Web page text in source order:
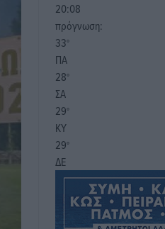
20:08
πρόγνωση:
33°
ΠΑ
28°
ΣΑ
29°
ΚΥ
29°
ΔΕ